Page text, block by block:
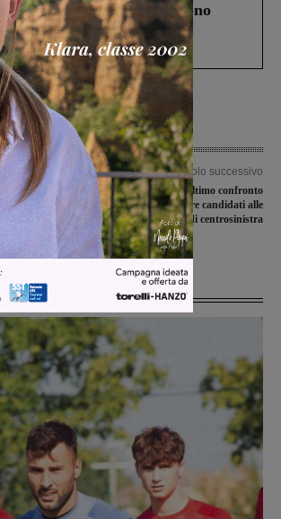
strage in A1 in cui morirono
e Franco. Lo schianto, il
ai sorpassi fra tir....
la
che
per
Articolo successivo
In piazza Varchi l’ultimo confronto
pubblico fra i tre candidati alle
primarie di centrosinistra